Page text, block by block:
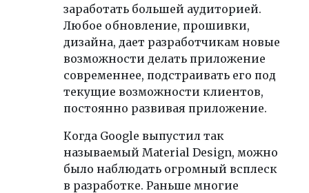
заработать большей аудиторией.
Любое обновление, прошивки,
дизайна, дает разработчикам новые
возможности делать приложение
современнее, подстраивать его под
текущие возможности клиентов,
постоянно развивая приложение.
Когда Google выпустил так
называемый Material Design, можно
было наблюдать огромный всплеск
в разработке. Раньше многие